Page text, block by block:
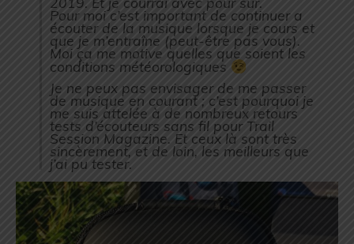
Pour moi c’est important de continuer a
écouter de la musique lorsque je cours et
que je m’entraîne (peut-être pas vous).
Moi ça me motive quelles que soient les
conditions météorologiques
Je ne peux pas envisager de me passer
de musique en courant ; c’est pourquoi je
me suis attelée à de nombreux retours
tests d’écouteurs sans fil pour Trail
Session Magazine. Et ceux là sont très
sincèrement, et de loin, les meilleurs que
j’ai pu tester.